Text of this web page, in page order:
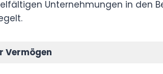
Unternehmungen in den
Vermögen